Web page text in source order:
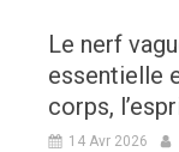
Le nerf
essentielle
corps,
14 Avr 2026